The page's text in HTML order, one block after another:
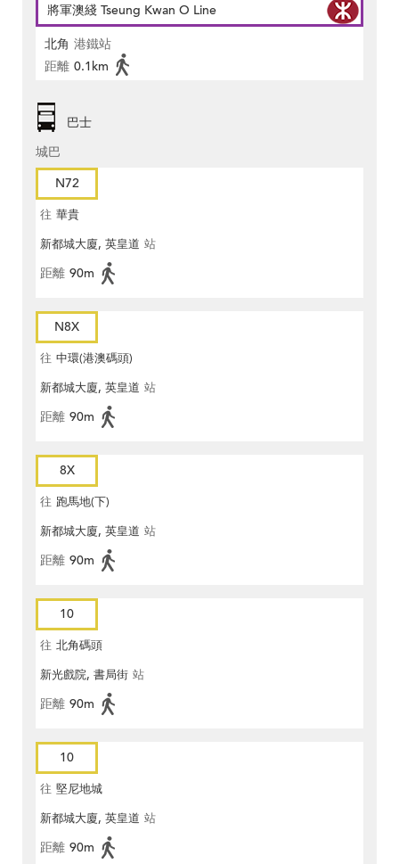
將軍澳綫 Tseung Kwan O Line
北角 港鐵站
距離 0.1km
巴士
城巴
N72
往 華貴
新都城大廈, 英皇道 站
距離 90m
N8X
往 中環(港澳碼頭)
新都城大廈, 英皇道 站
距離 90m
8X
往 跑馬地(下)
新都城大廈, 英皇道 站
距離 90m
10
往 北角碼頭
新光戲院, 書局街 站
距離 90m
10
往 堅尼地城
新都城大廈, 英皇道 站
距離 90m